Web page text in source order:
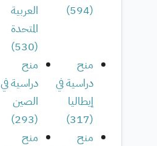
(
594
)
العربية
المتحدة
(
530
)
منح
دراسية في
إيطاليا
(
317
)
منح
دراسية في
الصين
(
293
)
منح
منح